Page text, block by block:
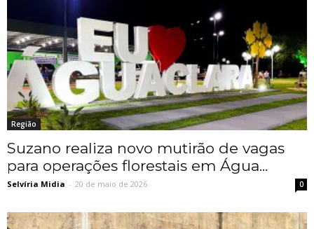
Região
Suzano realiza novo mutirão de vagas
para operações florestais em Água...
Selvíria Midia - 20 de maio de 2026 0